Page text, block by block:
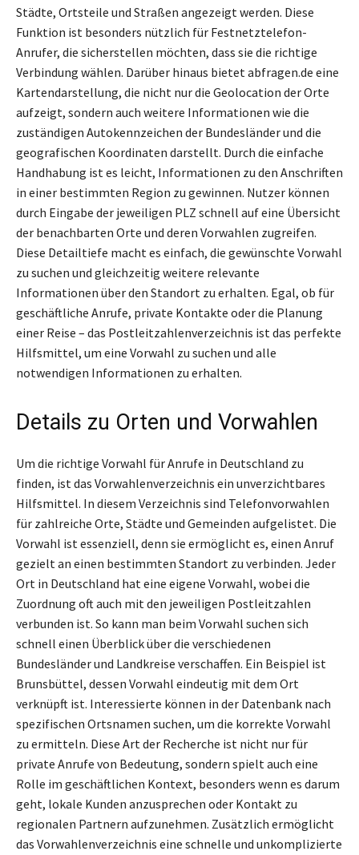
Städte, Ortsteile und Straßen angezeigt werden. Diese
Funktion ist besonders nützlich für Festnetztelefon-
Anrufer, die sicherstellen möchten, dass sie die richtige
Verbindung wählen. Darüber hinaus bietet abfragen.de eine
Kartendarstellung, die nicht nur die Geolocation der Orte
aufzeigt, sondern auch weitere Informationen wie die
zuständigen Autokennzeichen der Bundesländer und die
geografischen Koordinaten darstellt. Durch die einfache
Handhabung ist es leicht, Informationen zu den Anschriften
in einer bestimmten Region zu gewinnen. Nutzer können
durch Eingabe der jeweiligen PLZ schnell auf eine Übersicht
der benachbarten Orte und deren Vorwahlen zugreifen.
Diese Detailtiefe macht es einfach, die gewünschte Vorwahl
zu suchen und gleichzeitig weitere relevante
Informationen über den Standort zu erhalten. Egal, ob für
geschäftliche Anrufe, private Kontakte oder die Planung
einer Reise – das Postleitzahlenverzeichnis ist das perfekte
Hilfsmittel, um eine Vorwahl zu suchen und alle
notwendigen Informationen zu erhalten.
Details zu Orten und Vorwahlen
Um die richtige Vorwahl für Anrufe in Deutschland zu
finden, ist das Vorwahlenverzeichnis ein unverzichtbares
Hilfsmittel. In diesem Verzeichnis sind Telefonvorwahlen
für zahlreiche Orte, Städte und Gemeinden aufgelistet. Die
Vorwahl ist essenziell, denn sie ermöglicht es, einen Anruf
gezielt an einen bestimmten Standort zu verbinden. Jeder
Ort in Deutschland hat eine eigene Vorwahl, wobei die
Zuordnung oft auch mit den jeweiligen Postleitzahlen
verbunden ist. So kann man beim Vorwahl suchen sich
schnell einen Überblick über die verschiedenen
Bundesländer und Landkreise verschaffen. Ein Beispiel ist
Brunsbüttel, dessen Vorwahl eindeutig mit dem Ort
verknüpft ist. Interessierte können in der Datenbank nach
spezifischen Ortsnamen suchen, um die korrekte Vorwahl
zu ermitteln. Diese Art der Recherche ist nicht nur für
private Anrufe von Bedeutung, sondern spielt auch eine
Rolle im geschäftlichen Kontext, besonders wenn es darum
geht, lokale Kunden anzusprechen oder Kontakt zu
regionalen Partnern aufzunehmen. Zusätzlich ermöglicht
das Vorwahlenverzeichnis eine schnelle und unkomplizierte